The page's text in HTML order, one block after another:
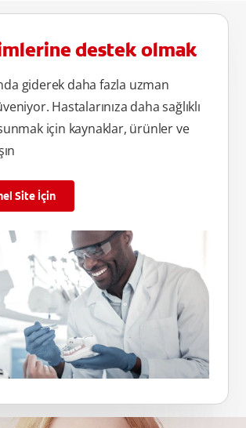
destek olmak
giderek daha fazla uzman
Hastalarınıza daha sağlıklı
için kaynaklar, ürünler ve
Site İçin